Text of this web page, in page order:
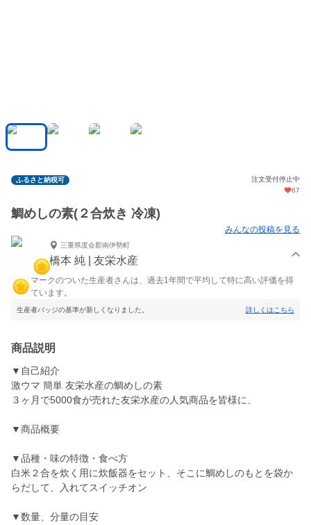
ふるさと納税可
注文受付停止中
67
鯛めしの素(２合炊き 冷凍)
みんなの投稿を見る
三重県度会郡南伊勢町
橋本 純 | 友栄水産
マークのついた生産者さんは、過去1年間で平均して特に高い評価を得
ています。
生産者バッジの基準が新しくなりました。 詳しくはこちら
商品説明
▼自己紹介
激ウマ 簡単 友栄水産の鯛めしの素
３ヶ月で5000食が売れた友栄水産の人気商品を皆様に、
▼商品概要
▼品種・味の特徴・食べ方
白米２合を炊く用に炊飯器をセット、そこに鯛めしのもとを袋か
らだして、入れてスイッチオン
▼数量、分量の目安